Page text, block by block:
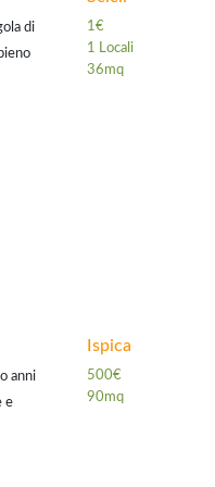
di
di
1€
1 Locali
36mq
anni
e
Ispica
500€
90mq